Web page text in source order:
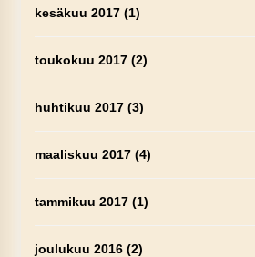
kesäkuu 2017(1)
toukokuu 2017(2)
huhtikuu 2017(3)
maaliskuu 2017(4)
tammikuu 2017(1)
joulukuu 2016(2)